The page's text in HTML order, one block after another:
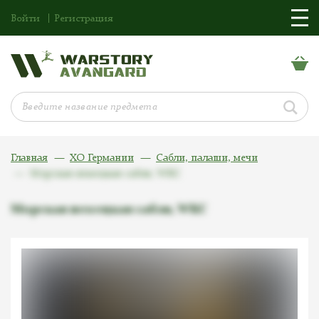
Войти Регистрация
Главная ХО Германии
Сабли, палаши, мечи
Морская немецкая сабля, WKC